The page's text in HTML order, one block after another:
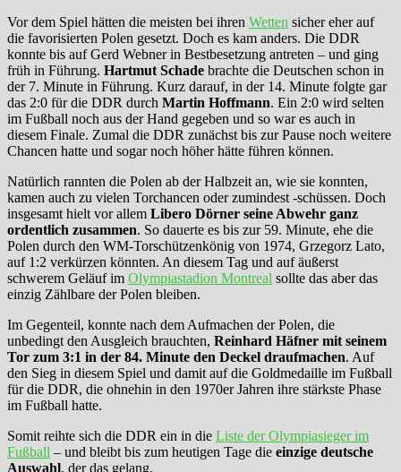
Vor dem Spiel hätten die meisten bei ihren Wetten sicher eher auf
die favorisierten Polen gesetzt. Doch es kam anders. Die DDR
konnte bis auf Gerd Webner in Bestbesetzung antreten – und ging
früh in Führung. Hartmut Schade brachte die Deutschen schon in
der 7. Minute in Führung. Kurz darauf, in der 14. Minute folgte gar
das 2:0 für die DDR durch Martin Hoffmann. Ein 2:0 wird selten
im Fußball noch aus der Hand gegeben und so war es auch in
diesem Finale. Zumal die DDR zunächst bis zur Pause noch weitere
Chancen hatte und sogar noch höher hätte führen können.
Natürlich rannten die Polen ab der Halbzeit an, wie sie konnten,
kamen auch zu vielen Torchancen oder zumindest -schüssen. Doch
insgesamt hielt vor allem Libero Dörner seine Abwehr ganz
ordentlich zusammen. So dauerte es bis zur 59. Minute, ehe die
Polen durch den WM-Torschützenkönig von 1974, Grzegorz Lato,
auf 1:2 verkürzen könnten. An diesem Tag und auf äußerst
schwerem Geläuf im Olympiastadion Montreal sollte das aber das
einzig Zählbare der Polen bleiben.
Im Gegenteil, konnte nach dem Aufmachen der Polen, die
unbedingt den Ausgleich brauchten, Reinhard Häfner mit seinem
Tor zum 3:1 in der 84. Minute den Deckel draufmachen. Auf
den Sieg in diesem Spiel und damit auf die Goldmedaille im Fußball
für die DDR, die ohnehin in den 1970er Jahren ihre stärkste Phase
im Fußball hatte.
Somit reihte sich die DDR ein in die Liste der Olympiasieger im
Fußball – und bleibt bis zum heutigen Tage die einzige deutsche
Auswahl, der das gelang.